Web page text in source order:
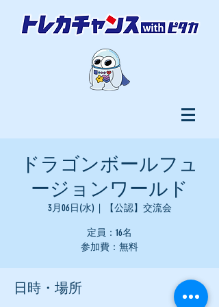
ドラゴンボールフュ
ージョンワールド
3月06日(水)
  |
【公認】交流会
定員：16名
参加費：無料
日時・場所